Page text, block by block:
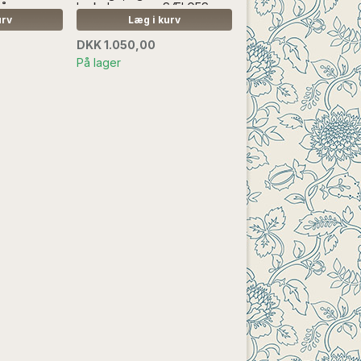
mere
look...Læs mere SÆLGES
UDEN ANDEN DEKORATION
Læg i kurv
DKK 1.050,00
På lager